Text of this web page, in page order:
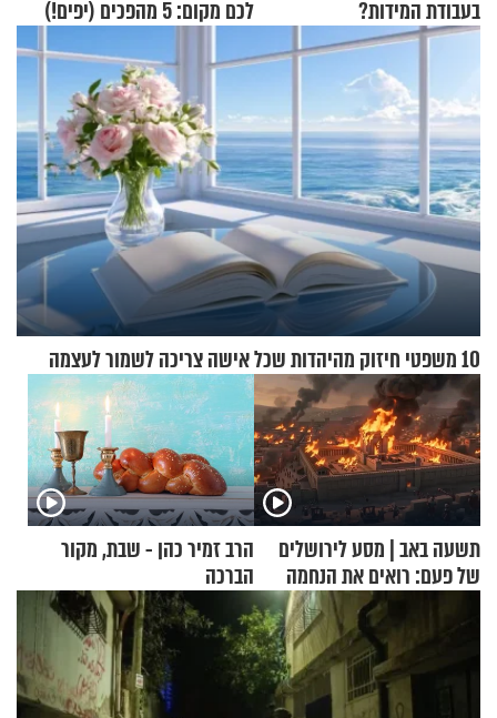
בעבודת המידות?
לכם מקום: 5 מהפכים (יפים!)
10 משפטי חיזוק מהיהדות שכל אישה צריכה לשמור לעצמה
תשעה באב | מסע לירושלים
של פעם: רואים את הנחמה
הרב זמיר כהן - שבת, מקור
הברכה